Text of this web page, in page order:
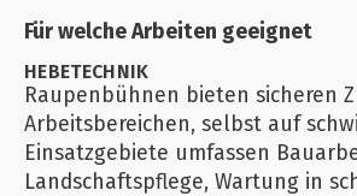
Für welche Arbeiten geeignet
HEBETECHNIK
Raupenbühnen bieten sicheren
Arbeitsbereichen, selbst auf
Einsatzgebiete umfassen
Landschaftspflege, Wartung in